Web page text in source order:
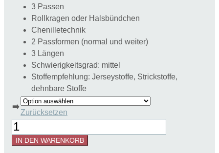
3 Passen
Rollkragen oder Halsbündchen
Chenilletechnik
2 Passformen (normal und weiter)
3 Längen
Schwierigkeitsgrad: mittel
Stoffempfehlung: Jerseystoffe, Strickstoffe,
dehnbare Stoffe
➡️
Zurücksetzen
Schnittmuster
Fledermausshirt
Rentje
IN DEN WARENKORB